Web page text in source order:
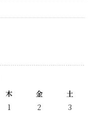
木 金 土
1 2
3